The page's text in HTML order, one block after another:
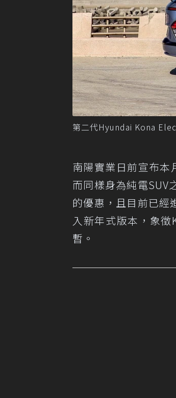
第二代Hyundai Kona
南陽實業日前宣布本
而同樣身為純電SUV
的優惠，且目前已經
入新年式版本，象
暫。